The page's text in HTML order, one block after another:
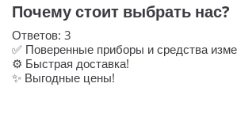
Почему стоит выбрать нас?
Ответов: 3
✅ Поверенные приборы и средства
⚙️ Быстрая доставка!
✨ Выгодные цены!